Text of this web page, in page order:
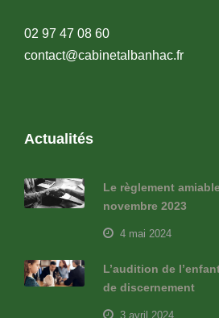
02 97 47 08 60
contact@cabinetalbanhac.fr
Actualités
Le règlement
novembre 2023
4 mai 2024
L’audition de
de discernement
3 avril 2024